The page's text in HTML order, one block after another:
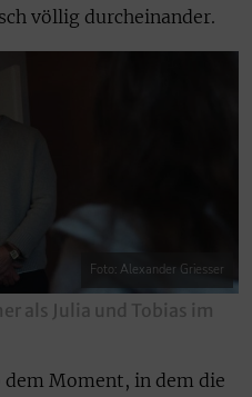
völlig durcheinander.
Foto: Alexander Griesser
als Julia und Tobias im
dem Moment, in dem die